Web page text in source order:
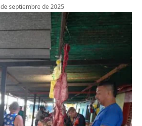
septiembre de 2025